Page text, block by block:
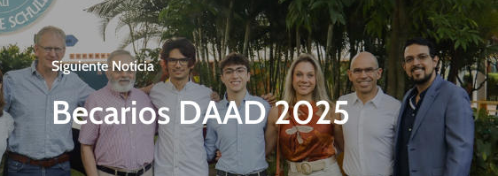
Siguiente Noticia
Becarios DAAD 2025